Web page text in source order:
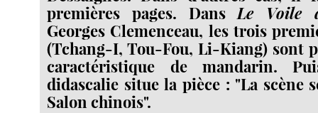
premières pages. Dans Le Voile
Georges Clemenceau, les trois
(Tchang-I, Tou-Fou, Li-Kiang) sont
caractéristique de mandarin.
didascalie situe la pièce : "La scène
Salon chinois".